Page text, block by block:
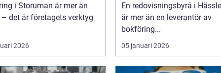
i Storuman är mer än
det är företagets verktyg
2026
En redovisningsbyrå i
är mer än en leverantör av
bokföring...
05 januari 2026